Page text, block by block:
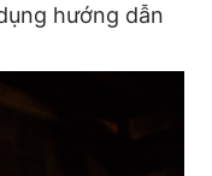
hướng dẫn